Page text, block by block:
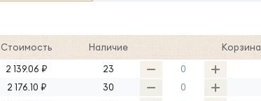
Стоимость Наличие
Корзина
2 139.06 ₽ 23
2 176.10 ₽ 30